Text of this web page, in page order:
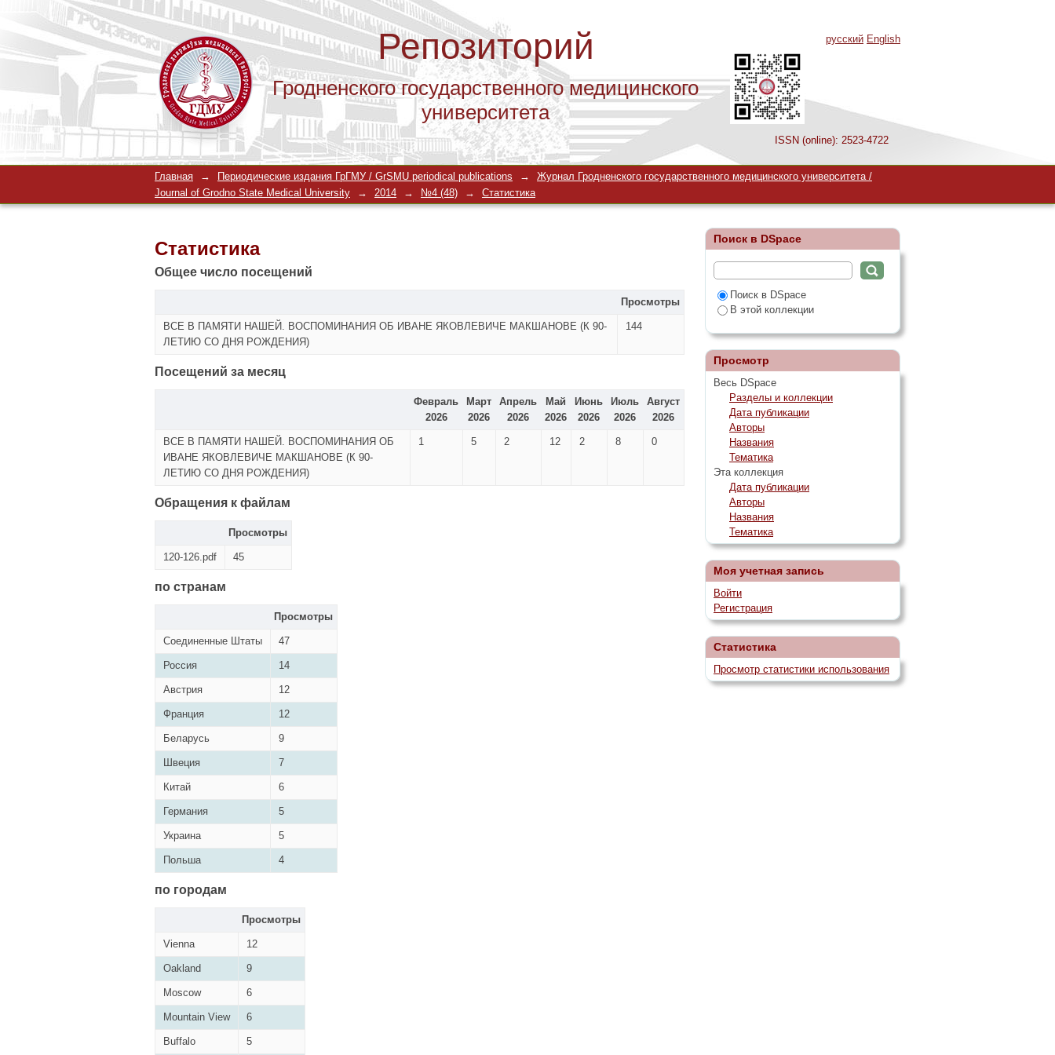
Репозиторий
Гродненского государственного медицинского
университета
ISSN (online): 2523-4722
Статистика
русский English
Главная → Периодические издания ГрГМУ / GrSMU periodical publications →
Журнал Гродненского государственного медицинского университета /
Journal of Grodno State Medical University
→ 2014 → №4 (48) → Статистика
Статистика
Общее число посещений
Просмотры
ВСЕ В ПАМЯТИ НАШЕЙ. ВОСПОМИНАНИЯ ОБ ИВАНЕ ЯКОВЛЕВИЧЕ МАКШАНОВЕ (К 90-
ЛЕТИЮ СО ДНЯ РОЖДЕНИЯ)
144
Посещений за месяц
Февраль
2026
Март
2026
Апрель
2026
Май
2026
Июнь
2026
Июль
2026
Август
2026
ВСЕ В ПАМЯТИ НАШЕЙ. ВОСПОМИНАНИЯ ОБ
ИВАНЕ ЯКОВЛЕВИЧЕ МАКШАНОВЕ (К 90-
ЛЕТИЮ СО ДНЯ РОЖДЕНИЯ)
1 5 2 12 2 8 0
Обращения к файлам
Просмотры
120-126.pdf 45
по странам
Просмотры
Соединенные Штаты 47
Россия 14
Австрия 12
Франция 12
Беларусь 9
Швеция 7
Китай 6
Германия 5
Украина 5
Польша 4
по городам
Просмотры
Vienna 12
Oakland 9
Moscow 6
Mountain View 6
Buffalo 5
Поиск в DSpace
Поиск в DSpace
В этой коллекции
Просмотр
Весь DSpace
Разделы и коллекции
Дата публикации
Авторы
Названия
Тематика
Эта коллекция
Дата публикации
Авторы
Названия
Тематика
Моя учетная запись
Войти
Регистрация
Статистика
Просмотр статистики использования